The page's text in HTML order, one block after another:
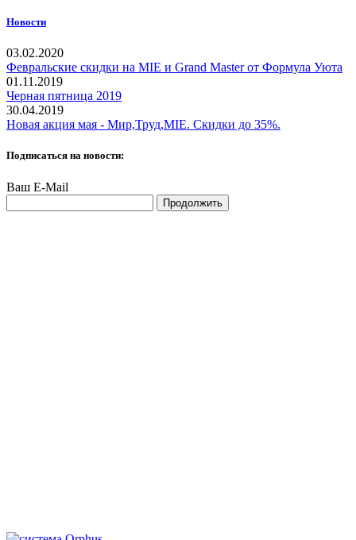
Новости
03.02.2020
Февральские скидки на MIE и Grand Master от Формула Уюта
01.11.2019
Черная пятница 2019
30.04.2019
Новая акция мая - Мир,Труд,MIE. Скидки до 35%.
Подписаться на новости:
Ваш E-Mail
Продолжить